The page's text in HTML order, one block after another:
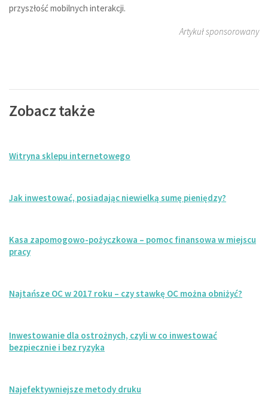
przyszłość mobilnych interakcji.
Artykuł sponsorowany
Zobacz także
Witryna sklepu internetowego
Jak inwestować, posiadając niewielką sumę pieniędzy?
Kasa zapomogowo-pożyczkowa – pomoc finansowa w miejscu
pracy
Najtańsze OC w 2017 roku – czy stawkę OC można obniżyć?
Inwestowanie dla ostrożnych, czyli w co inwestować
bezpiecznie i bez ryzyka
Najefektywniejsze metody druku